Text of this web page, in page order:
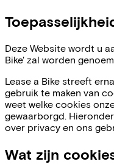
Deze Website wordt u
Bike' zal worden
Lease a Bike streeft
gebruik te maken van
weet welke cookies
gewaarborgd.
over privacy en ons
Wat zijn